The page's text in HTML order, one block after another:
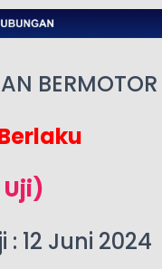
BERMOTOR
12 Juni 2024